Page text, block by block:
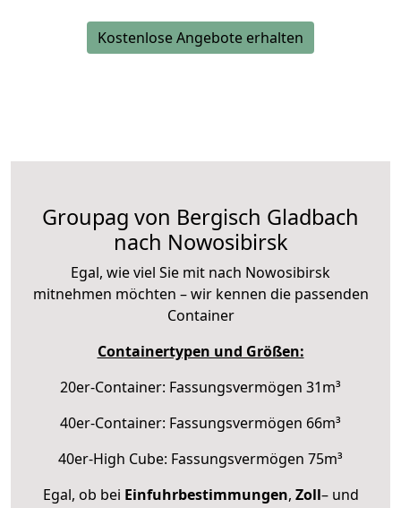
Kostenlose Angebote erhalten
Groupag von Bergisch Gladbach
nach Nowosibirsk
Egal, wie viel Sie mit nach Nowosibirsk
mitnehmen möchten – wir kennen die passenden
Container
Containertypen und Größen:
20er-Container: Fassungsvermögen 31m³
40er-Container: Fassungsvermögen 66m³
40er-High Cube: Fassungsvermögen 75m³
Egal, ob bei Einfuhrbestimmungen, Zoll– und